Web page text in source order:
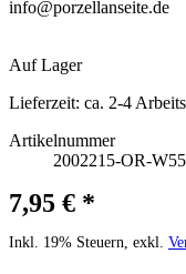
info@porzellanseite.de
Auf Lager
Lieferzeit: ca. 2-4
Artikelnummer
2002215-OR-W55
7,95 € *
Inkl. 19% Steuern, exkl.